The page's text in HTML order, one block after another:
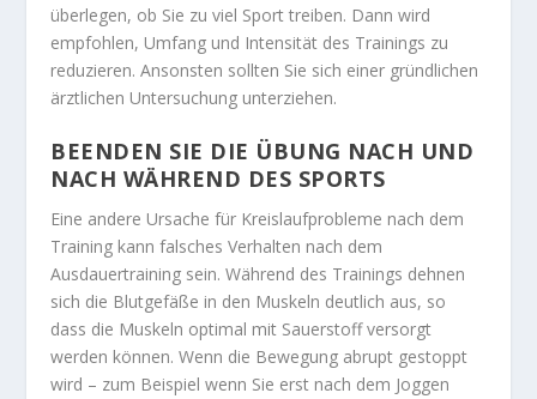
überlegen, ob Sie zu viel Sport treiben. Dann wird
empfohlen, Umfang und Intensität des Trainings zu
reduzieren. Ansonsten sollten Sie sich einer gründlichen
ärztlichen Untersuchung unterziehen.
BEENDEN SIE DIE ÜBUNG NACH UND
NACH WÄHREND DES SPORTS
Eine andere Ursache für Kreislaufprobleme nach dem
Training kann falsches Verhalten nach dem
Ausdauertraining sein. Während des Trainings dehnen
sich die Blutgefäße in den Muskeln deutlich aus, so
dass die Muskeln optimal mit Sauerstoff versorgt
werden können. Wenn die Bewegung abrupt gestoppt
wird – zum Beispiel wenn Sie erst nach dem Joggen